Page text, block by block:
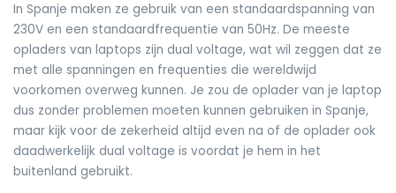
In Spanje maken ze gebruik van een standaardspanning van
230V en een standaardfrequentie van 50Hz. De meeste
opladers van laptops zijn dual voltage, wat wil zeggen dat ze
met alle spanningen en frequenties die wereldwijd
voorkomen overweg kunnen. Je zou de oplader van je laptop
dus zonder problemen moeten kunnen gebruiken in Spanje,
maar kijk voor de zekerheid altijd even na of de oplader ook
daadwerkelijk dual voltage is voordat je hem in het
buitenland gebruikt.